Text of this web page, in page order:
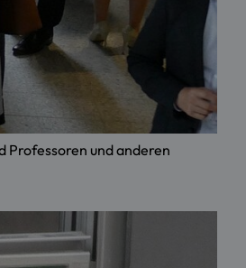
Professoren und anderen